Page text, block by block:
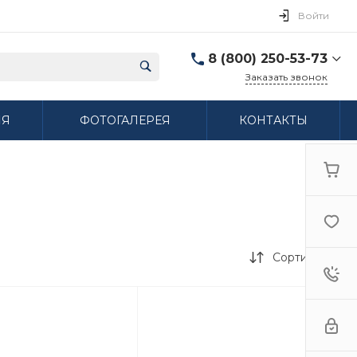
Войти
8 (800) 250-53-73
г. Нижний Новгород,
Заказать звонок
ФОТОГАЛЕРЕЯ КОНТАКТЫ
Сортировка